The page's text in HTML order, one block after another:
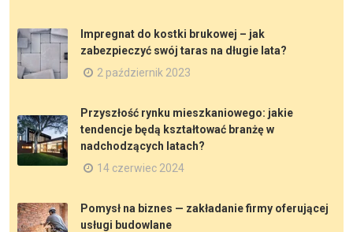
Impregnat do kostki brukowej – jak
zabezpieczyć swój taras na długie lata?
2 październik 2023
Przyszłość rynku mieszkaniowego: jakie
tendencje będą kształtować branżę w
nadchodzących latach?
14 czerwiec 2024
Pomysł na biznes — zakładanie firmy oferującej
usługi budowlane